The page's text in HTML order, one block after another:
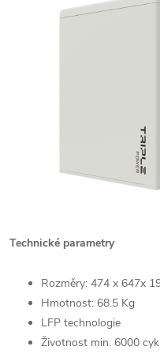
Technické parametry
Rozměry: 474 x 647x
Hmotnost: 68.5 Kg
LFP technologie
Životnost min. 6000